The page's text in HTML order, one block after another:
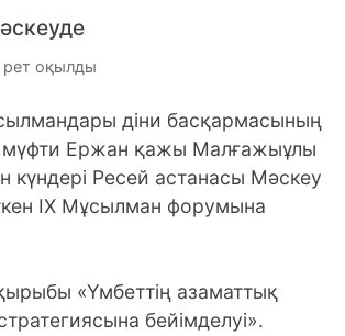
рет оқылды
діни басқармасының
мүфти Ержан қажы Малғажыұлы
күндері Ресей астанасы Мәскеу
ІХ Мұсылман форумына
«Үмбеттің азаматтық
бейімделуі».